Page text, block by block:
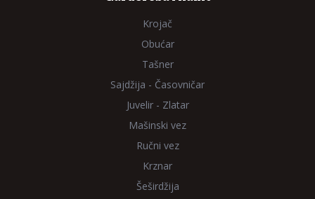
Krojač
Obućar
Tašner
Sajdžija - Časovničar
Juvelir - Zlatar
Mašinski vez
Ručni vez
Krznar
Šeširdžija